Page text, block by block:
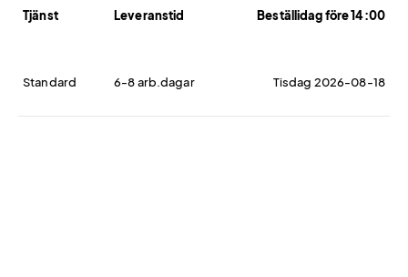
Tjänst Leveranstid Beställidag före 14:00
Standard 6-8 arb.dagar Tisdag 2026-08-18